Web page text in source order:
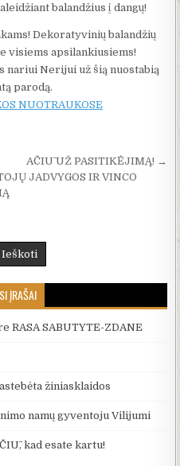
balandžius į dangų!
Dekoratyvinių balandžių
visiems apsilankiusiems!
nariui Nerijui už šią nuostabią
parodą.
NUOTRAUKOSE
AČIŪ UŽ PASITIKĖJIMĄ! →
JADVYGOS IR VINCO
ĮRAŠAI
RASA SABUTYTE-ZDANE
žiniasklaidos
namų gyventoju Vilijumi
kad esate kartu!